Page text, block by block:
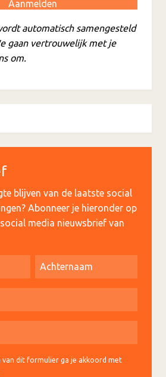
automatisch samengesteld
gaan vertrouwelijk met je
om.
blijven van de laatste social
Abonneer je hieronder op
media nieuwsbrief van
van dit formulier ga je akkoord met